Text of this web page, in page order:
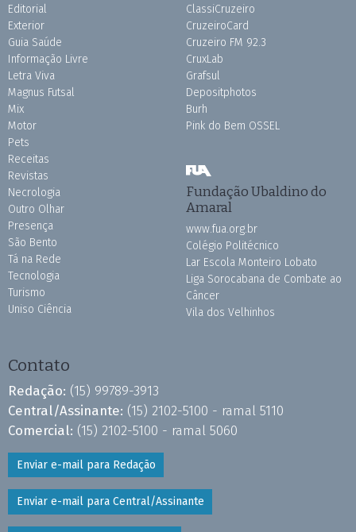
Editorial
Exterior
Guia Saúde
Informação Livre
Letra Viva
Magnus Futsal
Mix
Motor
Pets
Receitas
Revistas
Necrologia
Outro Olhar
Presença
São Bento
Tá na Rede
Tecnologia
Turismo
Uniso Ciência
ClassiCruzeiro
CruzeiroCard
Cruzeiro FM 92.3
CruxLab
Grafsul
Depositphotos
Burh
Pink do Bem OSSEL
Fundação Ubaldino do
Amaral
www.fua.org.br
Colégio Politécnico
Lar Escola Monteiro Lobato
Liga Sorocabana de Combate ao
Câncer
Vila dos Velhinhos
Contato
Redação: (15) 99789-3913
Central/Assinante: (15) 2102-5100 - ramal 5110
Comercial: (15) 2102-5100 - ramal 5060
Enviar e-mail para Redação
Enviar e-mail para Central/Assinante